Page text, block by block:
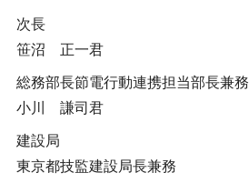
次長
笹沼 正一君
総務部長節電行動連携担当部長兼務
小川 謙司君
建設局
東京都技監建設局長兼務